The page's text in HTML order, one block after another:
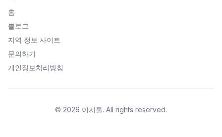
홈
블로그
지역 정보 사이트
문의하기
개인정보처리방침
© 2026 이지툴. All rights reserved.